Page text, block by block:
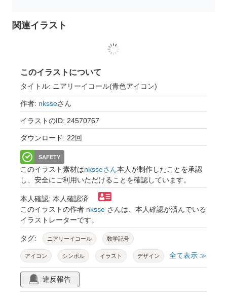
関連イラスト
このイラストについて
タイトル: ニアリーイコール(青色アイコン)
作者: nksseさん
イラストのID: 24570767
ダウンロード: 22回
SAFETY
このイラスト素材はnksseさん本人が制作したことを承認
し、安全にご利用いただけることを確認しています。
本人確認: 本人確認済
このイラストの作者 nksse さんは、本人確認が済んでいる
イラストレーターです。
タグ: ニアリーイコール 数学記号
アイコン シンボル イラスト デザイン
シンプル 素材
web フリー 無料 商用可 単体
全て表示 ≫
違反報告